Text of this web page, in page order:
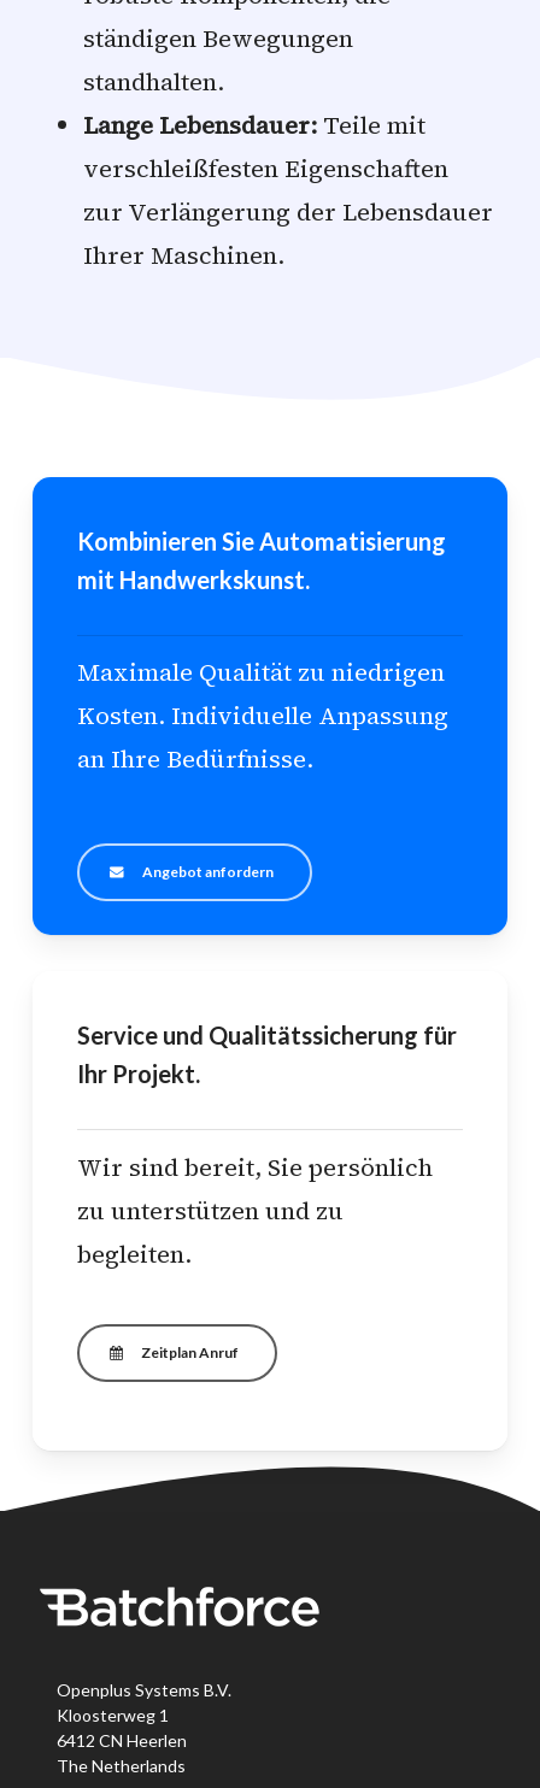
ständigen Bewegungen
standhalten.
Lange Lebensdauer:Teile mit
verschleißfesten Eigenschaften
zur Verlängerung der Lebensdauer
Ihrer Maschinen.
Kombinieren Sie Automatisierung
mit Handwerkskunst.
Maximale Qualität zu niedrigen
Kosten. Individuelle Anpassung
an Ihre Bedürfnisse.
Angebot anfordern
Service und Qualitätssicherung für
Ihr Projekt.
Wir sind bereit, Sie persönlich
zu unterstützen und zu
begleiten.
Zeitplan Anruf
Openplus Systems B.V.
Kloosterweg 1
6412 CN Heerlen
The Netherlands